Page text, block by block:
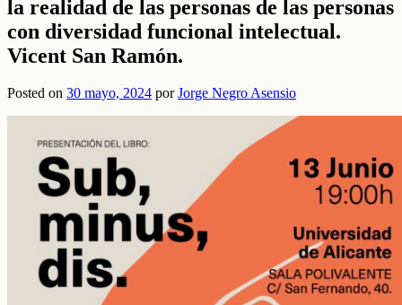
la realidad de las personas de las personas
con diversidad funcional intelectual.
Vicent San Ramón.
Posted on 30 mayo, 2024 porJorge Negro Asensio